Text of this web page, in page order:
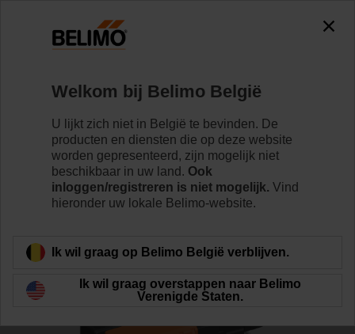
R7040R16-B3+SR230A
Meer informatie
Terug naar product categorie
Welkom bij Belimo België
U lijkt zich niet in België te bevinden. De
producten en diensten die op deze website
worden gepresenteerd, zijn mogelijk niet
beschikbaar in uw land. Ook
inloggen/registreren is niet mogelijk. Vind
hieronder uw lokale Belimo-website.
Ik wil graag op Belimo België verblijven.
Ik wil graag overstappen naar Belimo
Verenigde Staten.